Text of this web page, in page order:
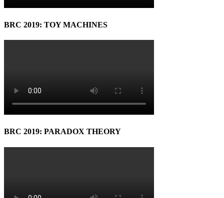
BRC 2019: TOY MACHINES
BRC 2019: PARADOX THEORY